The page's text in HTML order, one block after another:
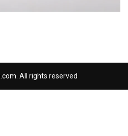
All rights reserved